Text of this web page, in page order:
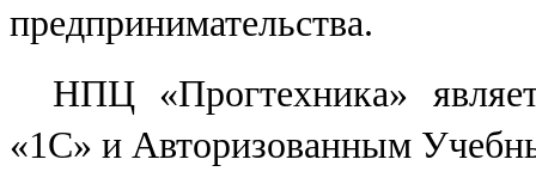
предпринимательства.
НПЦ «Прогтехника»
«1С» и Авторизованным